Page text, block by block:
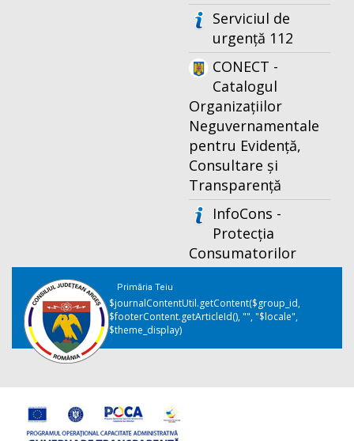
Serviciul de
urgență 112
CONECT -
Catalogul
Organizațiilor
Neguvernamentale
pentru Evidență,
Consultare și
Transparență
InfoCons -
Protecția
Consumatorilor
Primăria Teiu
$journalContentUtil.getContent($group_id,
$footerContent.getArticleId(), "", "$locale",
$theme_display)